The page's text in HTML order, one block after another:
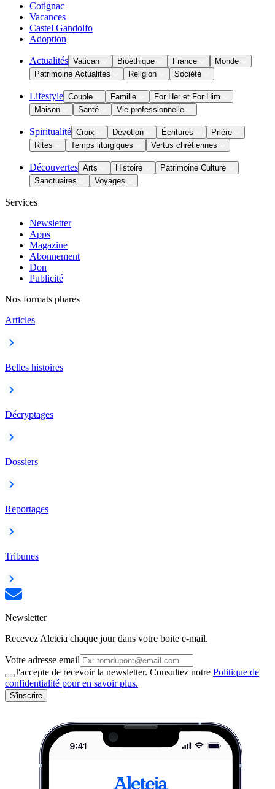
Cotignac
Vacances
Castel Gandolfo
Adoption
Actualités Vatican Bioéthique France
Monde
Patrimoine Actualités
Religion Société
Lifestyle Couple Famille
For Her et For Him
Maison
Santé Vie professionnelle
Spiritualité Croix Dévotion Écritures
Prière
Rites
Temps liturgiques Vertus chrétiennes
Découvertes Arts Histoire
Patrimoine Culture
Sanctuaires
Voyages
Services
Newsletter
Apps
Magazine
Abonnement
Don
Publicité
Nos formats phares
Articles
Belles histoires
Décryptages
Dossiers
Reportages
Tribunes
Newsletter
Recevez Aleteia chaque jour dans votre boite e-mail.
Votre adresse email
J'accepte de recevoir la newsletter. Consultez notre Politique de
confidentialité pour en savoir plus.
S'inscrire